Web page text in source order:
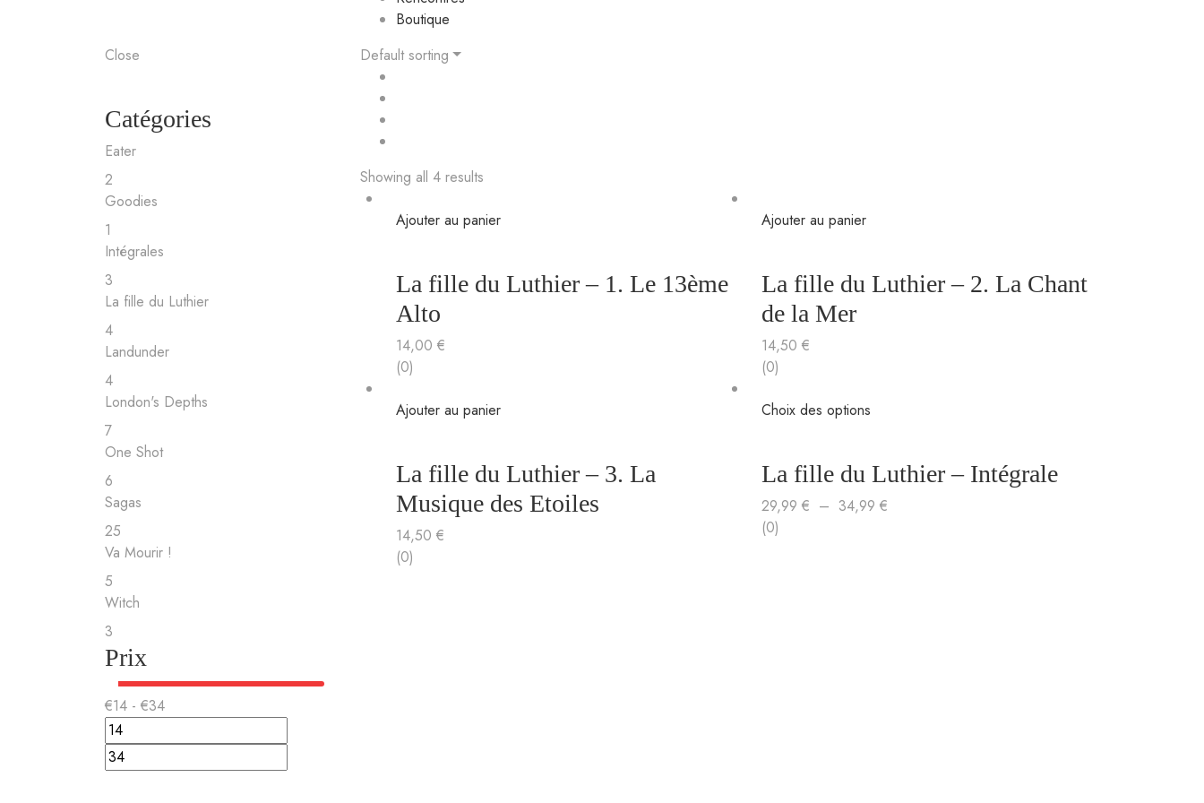
Boutique
Close
Catégories
Eater
2
Goodies
1
Intégrales
3
La fille du Luthier
4
Landunder
4
London's Depths
7
One Shot
6
Sagas
25
Va Mourir !
5
Witch
3
Prix
€14 - €34
Default sorting
Showing all 4 results
Ajouter au panier
La fille du Luthier – 1. Le 13ème
Alto
14,00 €
(0)
Ajouter au panier
La fille du Luthier – 2. La Chant
de la Mer
14,50 €
(0)
Ajouter au panier
La fille du Luthier – 3. La
Musique des Etoiles
14,50 €
(0)
Choix des options
La fille du Luthier – Intégrale
29,99 € – 34,99 €
(0)